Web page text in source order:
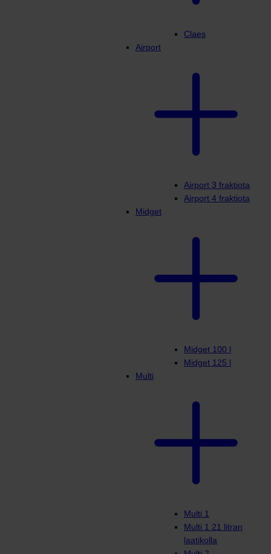
Claes
Airport
Airport 3 fraktiota
Airport 4 fraktiota
Midget
Midget 100 l
Midget 125 l
Multi
Multi 1
Multi 1 21 litran
laatikolla